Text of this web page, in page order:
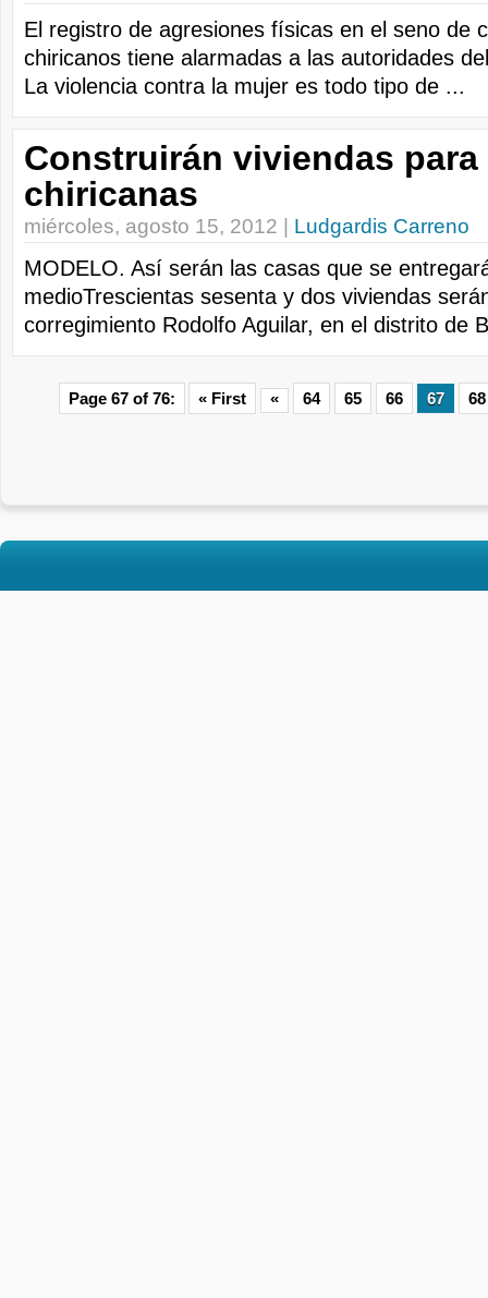
El registro de agresiones físicas en el seno de
chiricanos tiene alarmadas a las autoridades
La violencia contra la mujer es todo tipo de ...
Construirán viviendas
chiricanas
miércoles, agosto 15, 2012 | Ludgardis Carreno
MODELO. Así serán las casas que se
medioTrescientas sesenta y dos viviendas
corregimiento Rodolfo Aguilar, en el distrito de
Page 67 of 76: « First « 64 65 66 67 68